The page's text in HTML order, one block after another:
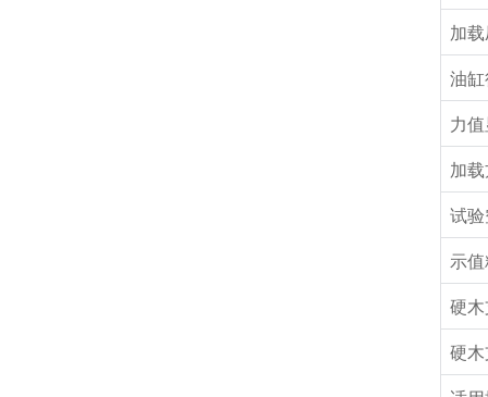
加
油
力
加
试
示
硬
硬